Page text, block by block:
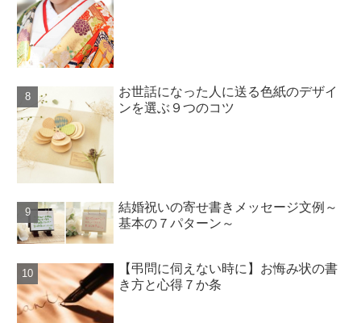
お世話になった人に送る色紙のデザイ
ンを選ぶ９つのコツ
結婚祝いの寄せ書きメッセージ文例～
基本の７パターン～
【弔問に伺えない時に】お悔み状の書
き方と心得７か条